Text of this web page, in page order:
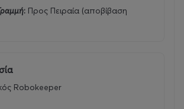
: Προς Πειραία (αποβίβαση
Robokeeper